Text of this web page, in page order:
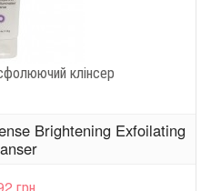
клінсер
Brightening Exfoilating
грн.